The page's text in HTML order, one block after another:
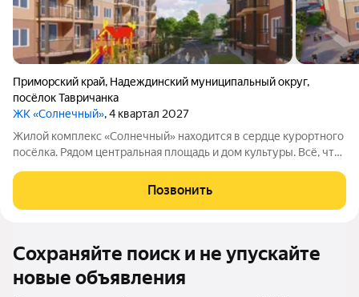
Приморский край, Надеждинский муниципальный округ,
посёлок Тавричанка
ЖК «Солнечный», 4 квартал 2027
Жилой комплекс «Солнечный» находится в сердце курортного
посёлка. Рядом центральная площадь и дом культуры. Всё, что
можно дойти пешком до остановки общественного
транспорта, магазинов, банка,
Позвонить
Сохраняйте поиск и не упускайте
новые объявления